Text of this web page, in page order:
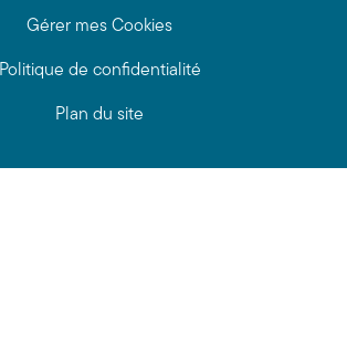
Gérer mes Cookies
Politique de confidentialité
Plan du site